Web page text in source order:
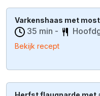
Varkenshaas met
35 min -
Bekijk recept